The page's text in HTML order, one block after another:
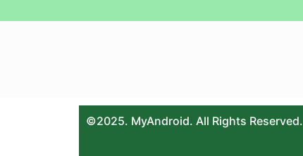
©2025. MyAndroid. All Rights Reserved.